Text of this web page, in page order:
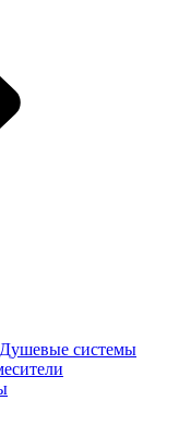
Душевые системы